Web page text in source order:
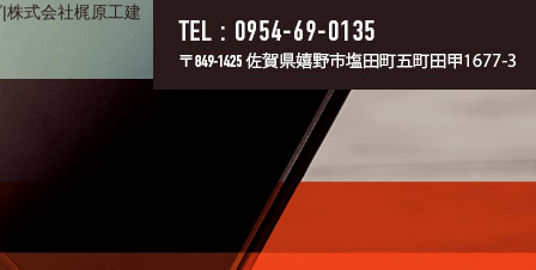
株式会社梶原工建